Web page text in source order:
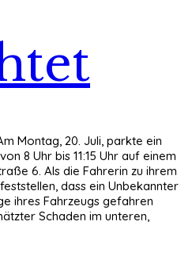
Montag, 20. Juli, parkte ein
8 Uhr bis 11:15 Uhr auf einem
6. Als die Fahrerin zu ihrem
dass ein Unbekannter
ihres Fahrzeugs gefahren
Schaden im unteren,